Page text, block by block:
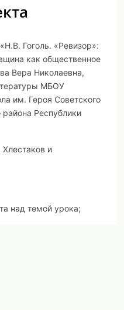
Н.В. Гоголь. «Ревизор»:
как общественное
Вера Николаевна,
МБОУ
им. Героя Советского
Республики
Хлестаков и
над темой урока;
и соотнести его